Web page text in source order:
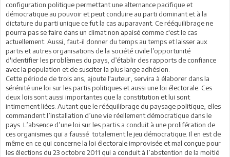
configuration politique permettant une alternance pacifique et
démocratique au pouvoir et peut conduire au parti dominant et à la
dictature du parti unique ce fut la cas auparavant. Ce rééquilibrage ne
pourra pas se faire dans un climat non apaisé comme c'est le cas
actuellement. Aussi, faut-il donner du temps au temps et laisser aux
partis et autres organisations de la société civile l’opportunité
d'identifier les problèmes du pays, d’établir des rapports de confiance
avec la population et de susciter la plus large adhésion.
Cette période de trois ans, ajoute l'auteur, servira à élaborer dans la
sérénité une loi sur les partis politiques et aussi une loi électorale. Ces
deux lois sont aussi importantes que la constitution et lui sont
intimement liées. Autant que le rééquilibrage du paysage politique, elles
commandent l’installation d’une vie réellement démocratique dans le
pays. L’absence d’une loi sur les partis a conduit à une prolifération de
ces organismes qui a faussé totalement le jeu démocratique. Il en est de
même en ce qui concerne la loi électorale improvisée et mal conçue pour
les élections du 23 octobre 2011 qui a conduit à l’abstention de la moitié